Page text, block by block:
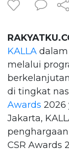
KALLA
melalui
di tingkat
Awards 2026
Jakarta,
CSR Awards